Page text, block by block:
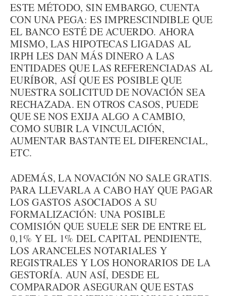
ESTE MÉTODO, SIN EMBARGO, CUENTA
CON UNA PEGA: ES IMPRESCINDIBLE QUE
EL BANCO ESTÉ DE ACUERDO. AHORA
MISMO, LAS HIPOTECAS LIGADAS AL
IRPH LES DAN MÁS DINERO A LAS
ENTIDADES QUE LAS REFERENCIADAS AL
EURÍBOR, ASÍ QUE ES POSIBLE QUE
NUESTRA SOLICITUD DE NOVACIÓN SEA
RECHAZADA. EN OTROS CASOS, PUEDE
QUE SE NOS EXIJA ALGO A CAMBIO,
COMO SUBIR LA VINCULACIÓN,
AUMENTAR BASTANTE EL DIFERENCIAL,
ETC.
ADEMÁS, LA NOVACIÓN NO SALE GRATIS.
PARA LLEVARLA A CABO HAY QUE PAGAR
LOS GASTOS ASOCIADOS A SU
FORMALIZACIÓN: UNA POSIBLE
COMISIÓN QUE SUELE SER DE ENTRE EL
0,1% Y EL 1% DEL CAPITAL PENDIENTE,
LOS ARANCELES NOTARIALES Y
REGISTRALES Y LOS HONORARIOS DE LA
GESTORÍA. AUN ASÍ, DESDE EL
COMPARADOR ASEGURAN QUE ESTAS